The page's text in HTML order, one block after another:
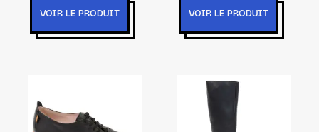
VOIR LE PRODUIT VOIR LE PRODUIT